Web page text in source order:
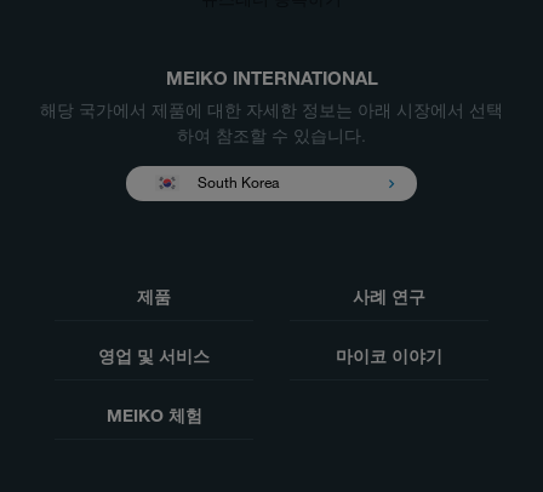
MEIKO INTERNATIONAL
해당 국가에서 제품에 대한 자세한 정보는 아래 시장에서 선택
하여 참조할 수 있습니다.
South Korea
제품 사례 연구
영업 및 서비스 마이코 이야기
MEIKO 체험